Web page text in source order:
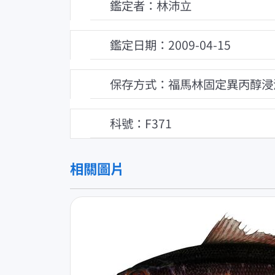
鑑定者：林沛立
鑑定日期：2009-04-15
保存方式：福馬林固定異丙醇
科號：F371
相關圖片